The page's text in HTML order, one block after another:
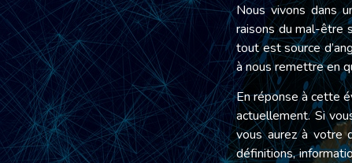
Nous vivons dans
raisons du mal-être
tout est source
à nous remettre en
En réponse à cette
actuellement. Si
vous aurez à votre
définitions,